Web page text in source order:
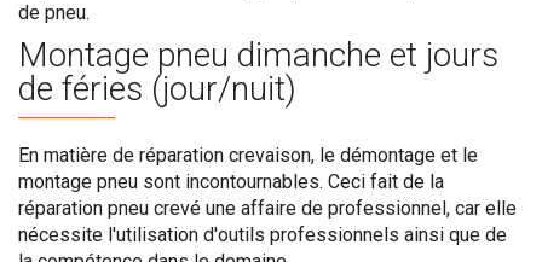
de pneu.
Montage pneu dimanche et jours
de féries (jour/nuit)
En matière de réparation crevaison, le démontage et le
montage pneu sont incontournables. Ceci fait de la
réparation pneu crevé une affaire de professionnel, car elle
nécessite l'utilisation d'outils professionnels ainsi que de